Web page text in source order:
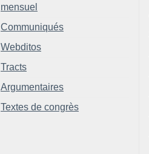
mensuel
Communiqués
Webditos
Tracts
Argumentaires
Textes de congrès